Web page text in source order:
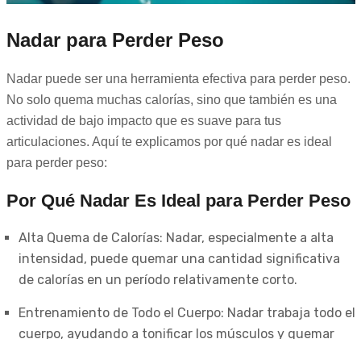
Nadar para Perder Peso
Nadar puede ser una herramienta efectiva para perder peso.
No solo quema muchas calorías, sino que también es una
actividad de bajo impacto que es suave para tus
articulaciones. Aquí te explicamos por qué nadar es ideal
para perder peso:
Por Qué Nadar Es Ideal para Perder Peso
Alta Quema de Calorías: Nadar, especialmente a alta
intensidad, puede quemar una cantidad significativa
de calorías en un período relativamente corto.
Entrenamiento de Todo el Cuerpo: Nadar trabaja todo el
cuerpo, ayudando a tonificar los músculos y quemar